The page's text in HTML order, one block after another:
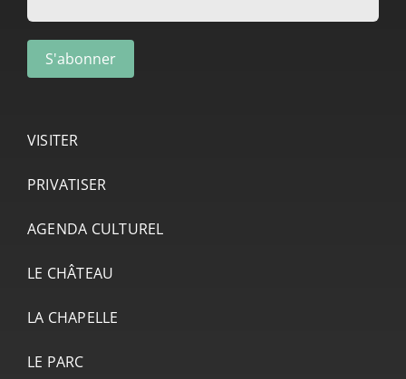
VISITER
PRIVATISER
AGENDA CULTUREL
LE CHÂTEAU
LA CHAPELLE
LE PARC